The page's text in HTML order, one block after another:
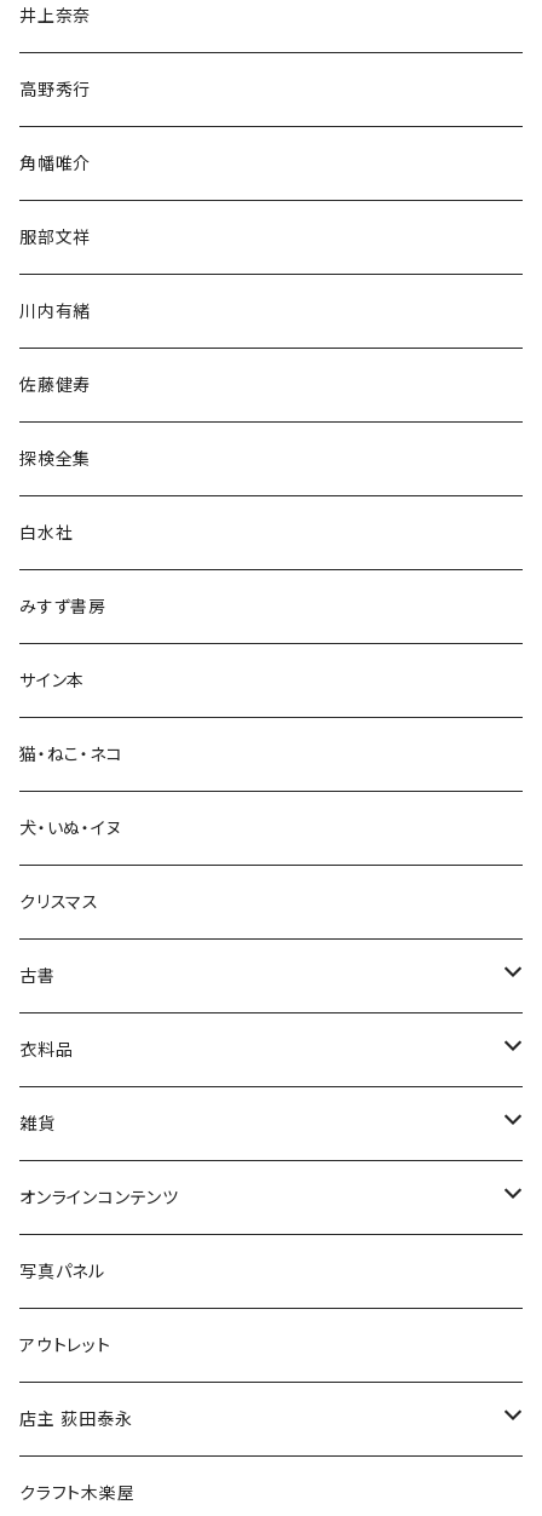
文学・小説・物語
随筆・ノンフィクション・その他
民族・風習
言語・ことば
生活・暮らし
芸術・絵画・写真
絵本・児童書
娯楽・エンターテインメント
井上奈奈
高野秀行
角幡唯介
服部文祥
川内有緒
佐藤健寿
探検全集
白水社
みすず書房
サイン本
猫・ねこ・ネコ
犬・いぬ・イヌ
クリスマス
古書
古書セット
美術
衣料品
POLEWARDS
Tシャツ
雑貨
バッグ
ブックカバー
マグカップ
傘
食料品
オンラインコンテンツ
冒険クロストーク
写真パネル
アウトレット
店主 荻田泰永
書籍
クラフト木楽屋